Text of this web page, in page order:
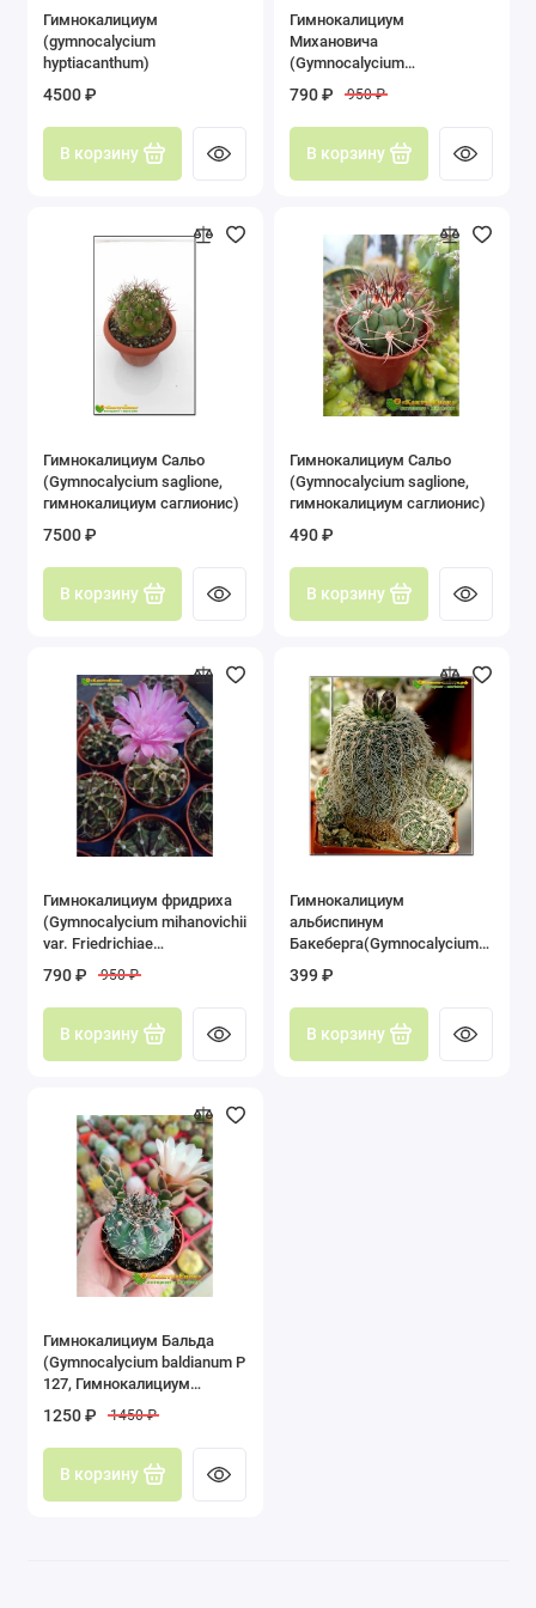
Гимнокалициум (Gymnocalycium)
Корифанта (Coryphantha)
Лейхтенбергия (Leuchtenbergia)
Маммиллярия (Mammillaria)
Мелокактус (Melocactus)
Неопортерия (Neoporteria)
Нотокактус (Notocactus)
Опунция (Opuntia)
Ребуция (Rebutia)
Рипсалис (Rhipsalis)
Стенокактус (Stenocactus)
Телокактус (Thelocactus)
Тефрокактус (Tephrocactus)
Турбиникарпус (Turbinicarpus)
Ферокактус (Ferocactus)
Цереус (Cereus)
Эхинопсис (Echinopsis)
Эхиноцереус (Echinocereus)
Эхинокактус (Echinocactus)
Показать все
Гимнокалициум
(gymnocalycium
hyptiacanthum)
4500 ₽
В корзину
Гимнокалициум
Михановича
(Gymnocalycium
790 ₽ 950 ₽
В корзину
Гимнокалициум Сальо
(Gymnocalycium saglione,
гимнокалициум саглионис)
7500 ₽
В корзину
Гимнокалициум Сальо
(Gymnocalycium saglione,
гимнокалициум саглионис)
490 ₽
В корзину
Гимнокалициум фридриха
(Gymnocalycium mihanovichii
var. Friedrichiae
михановича разновидность
фридриха)
790 ₽ 950 ₽
В корзину
Гимнокалициум
альбиспинум
Бакеберга(Gymnocalycium
399 ₽
В корзину
Гимнокалициум Бальда
(Gymnocalycium baldianum P
127, Гимнокалициум
1250 ₽ 1450 ₽
В корзину